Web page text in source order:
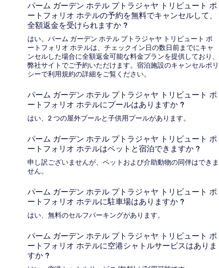
パーム ガーデン ホテル プトラジャヤ トリビュート ポ
ートフォリオ ホテルの予約を無料でキャンセルして、
全額返金を受けられますか ?
はい。パーム ガーデン ホテル プトラジャヤ トリビュート ポ
ートフォリオ ホテルは、チェックイン日の数日前までにキャ
ンセルした場合に全額返金可能な料金プランを提供しており、
弊社サイトでご予約いただけます。宿泊施設のキャンセルポリ
シーで利用規約の詳細をご覧ください。
パーム ガーデン ホテル プトラジャヤ トリビュート ポ
ートフォリオ ホテルにプールはありますか ?
はい、2 つの屋外プールと子供用プールがあります。
パーム ガーデン ホテル プトラジャヤ トリビュート ポ
ートフォリオ ホテルはペットと宿泊できますか ?
申し訳ございませんが、ペットおよび介助動物の同伴はできま
せん。
パーム ガーデン ホテル プトラジャヤ トリビュート ポ
ートフォリオ ホテルに駐車場はありますか ?
はい、無料のセルフパーキングがあります。
パーム ガーデン ホテル プトラジャヤ トリビュート ポ
ートフォリオ ホテルに空港シャトルサービスはありま
すか ?